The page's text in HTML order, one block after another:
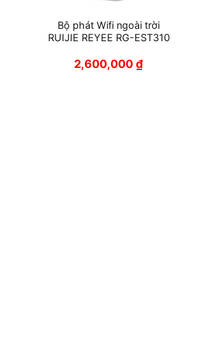
Bộ phát Wifi ngoài trời
RUIJIE REYEE RG-EST310
2,600,000₫